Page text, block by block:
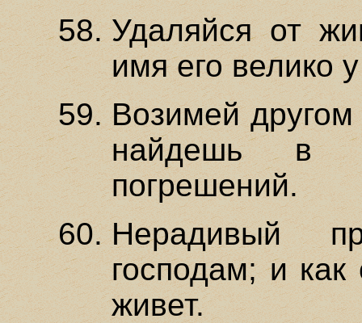
Удаляйся от
имя его велико
Возимей
найдешь в
погрешений.
Нерадивый
господам; и
живет.